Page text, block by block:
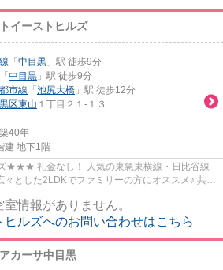
イーストヒルズ
「 中目黒 」駅 徒歩9分
「 中目黒 」駅 徒歩9分
市線 「 池尻大橋 」駅 徒歩12分
区東山 １丁目２１-１３
40年
建 地下1階
礼金なし！ 人気の東急東横線・日比谷線
々とした2LDKでファミリーの方にオススメ♪ 共用
室情報がありません。
ヒルズへのお問い合わせはこちら
カーサ中目黒